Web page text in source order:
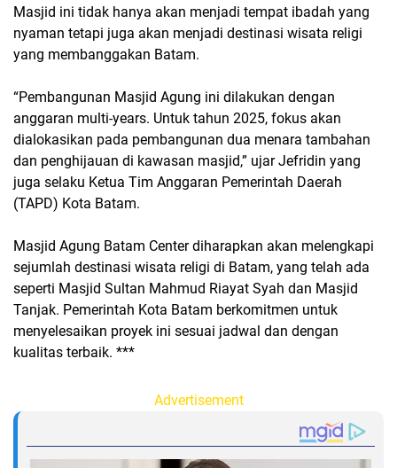
Masjid ini tidak hanya akan menjadi tempat ibadah yang
nyaman tetapi juga akan menjadi destinasi wisata religi
yang membanggakan Batam.
“Pembangunan Masjid Agung ini dilakukan dengan
anggaran multi-years. Untuk tahun 2025, fokus akan
dialokasikan pada pembangunan dua menara tambahan
dan penghijauan di kawasan masjid,” ujar Jefridin yang
juga selaku Ketua Tim Anggaran Pemerintah Daerah
(TAPD) Kota Batam.
Masjid Agung Batam Center diharapkan akan melengkapi
sejumlah destinasi wisata religi di Batam, yang telah ada
seperti Masjid Sultan Mahmud Riayat Syah dan Masjid
Tanjak. Pemerintah Kota Batam berkomitmen untuk
menyelesaikan proyek ini sesuai jadwal dan dengan
kualitas terbaik. ***
Advertisement